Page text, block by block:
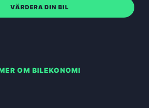
VÄRDERA DIN BIL
OM BILEKONOMI